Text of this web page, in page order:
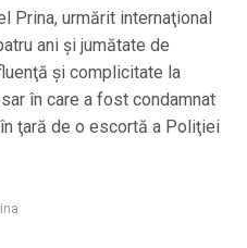
Prina, urmărit internaţional
ani şi jumătate de
şi complicitate la
în care a fost condamnat
ţară de o escortă a Poliţiei